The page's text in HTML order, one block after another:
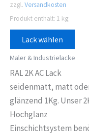
zzgl. Versandkosten
Produkt enthält: 1 kg
Lack wählen
Maler & Industrielacke
RAL 2K AC Lack
seidenmatt, matt
glänzend 1Kg. Unser
Hochglanz
Einschichtsystem